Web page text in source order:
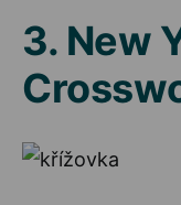
3. New